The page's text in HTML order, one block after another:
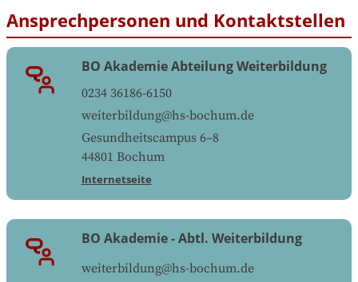
Ansprechpersonen und Kontaktstellen
BO Akademie Abteilung Weiterbildung
0234 36186-6150
weiterbildung@hs-bochum.de
Gesundheitscampus 6‒8
44801 Bochum
Internetseite
BO Akademie - Abtl. Weiterbildung
weiterbildung@hs-bochum.de